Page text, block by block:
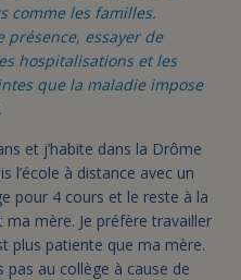
comme les familles.
essayer de
hospitalisations et les
que la maladie impose
et j’habite dans la Drôme
l’école à distance avec un
pour 4 cours et le reste à la
mère. Je préfère travailler
plus patiente que ma mère.
pas au collège à cause de